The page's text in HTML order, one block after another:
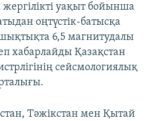
уақыт бойынша
оңтүстік-батысқа
6,5 магнитудалы
хабарлайды Қазақстан
сейсмологиялық
Тәжікстан мен Қытай